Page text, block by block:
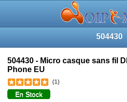
504430
504430 - Micro casque sans fil
Phone EU
(1)
En Stock